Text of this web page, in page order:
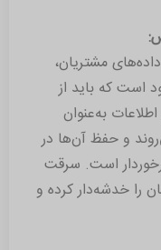
مشتریان،
است که باید از
به‌عنوان
و حفظ آن‌ها در
است. سرقت
را خدشه‌دار کرده و